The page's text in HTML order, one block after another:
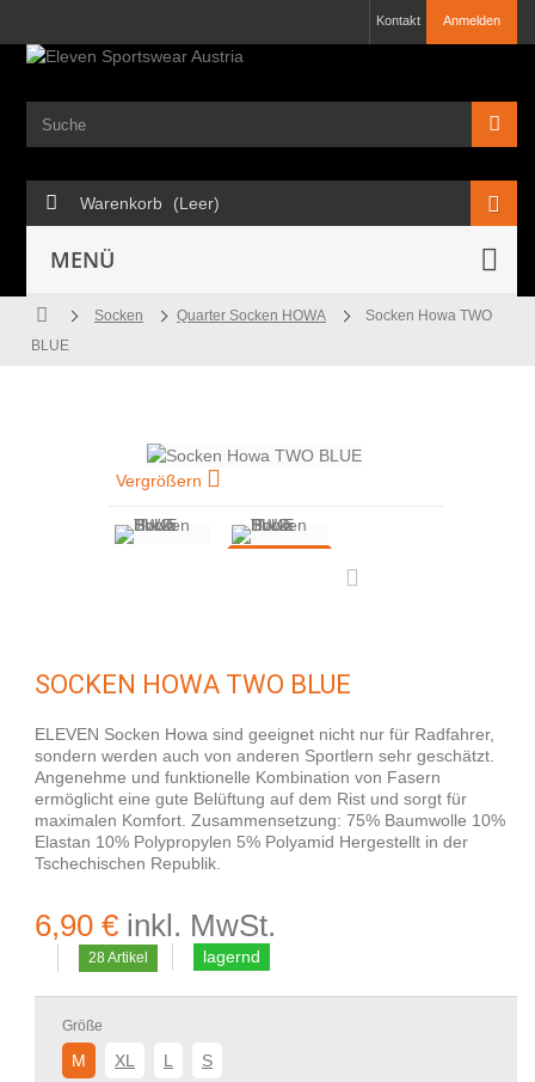
Anmelden
Kontakt
Warenkorb (Leer)
MENÜ
Socken Quarter Socken HOWA
Socken Howa TWO
BLUE
Vergrößern
SOCKEN HOWA TWO BLUE
ELEVEN Socken Howa sind geeignet nicht nur für Radfahrer,
sondern werden auch von anderen Sportlern sehr geschätzt.
Angenehme und funktionelle Kombination von Fasern
ermöglicht eine gute Belüftung auf dem Rist und sorgt für
maximalen Komfort. Zusammensetzung: 75% Baumwolle 10%
Elastan 10% Polypropylen 5% Polyamid Hergestellt in der
Tschechischen Republik.
6,90 € inkl. MwSt.
28 Artikel lagernd
Größe
M XL L S